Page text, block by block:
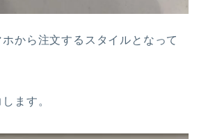
から注文するスタイルとなって
ます。